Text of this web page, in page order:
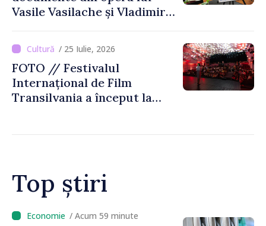
Vasile Vasilache și Vladimir
Biblioteca Națională
/ 25 Iulie, 2026
FOTO // Festivalul
Internațional de Film
Transilvania a început la
Top știri
/ Acum 12 minute